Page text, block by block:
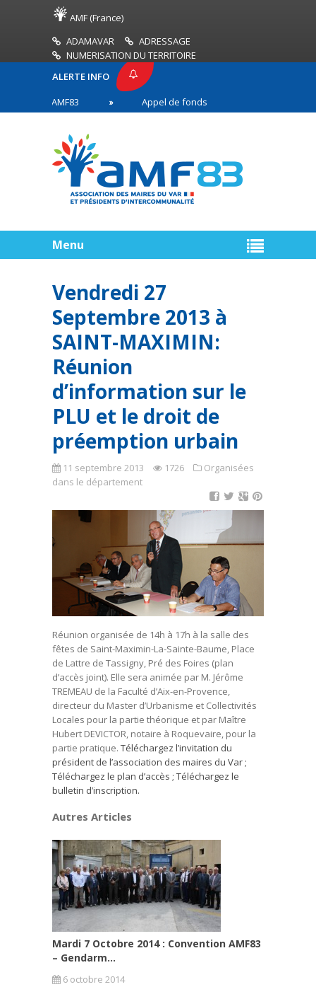
AMF (France)
ADAMAVAR
ADRESSAGE
NUMERISATION DU TERRITOIRE
ALERTE INFO
AMF83
Appel de fonds incendies de forêt
en première ligne
Menu
Vendredi 27
Septembre 2013 à
SAINT-MAXIMIN:
Réunion
d’information sur le
PLU et le droit de
préemption urbain
11 septembre 2013 1726
Organisées
dans le département
Réunion organisée de 14h à 17h à la salle des
fêtes de Saint-Maximin-La-Sainte-Baume, Place
de Lattre de Tassigny, Pré des Foires (plan
d’accès joint). Elle sera animée par M. Jérôme
TREMEAU de la Faculté d’Aix-en-Provence,
directeur du Master d’Urbanisme et Collectivités
Locales pour la partie théorique et par Maître
Hubert DEVICTOR, notaire à Roquevaire, pour la
partie pratique. Téléchargez l’invitation du
président de l’association des maires du Var ;
Téléchargez le plan d’accès ; Téléchargez le
bulletin d’inscription.
Autres Articles
Mardi 7 Octobre 2014 : Convention AMF83
– Gendarm...
6 octobre 2014